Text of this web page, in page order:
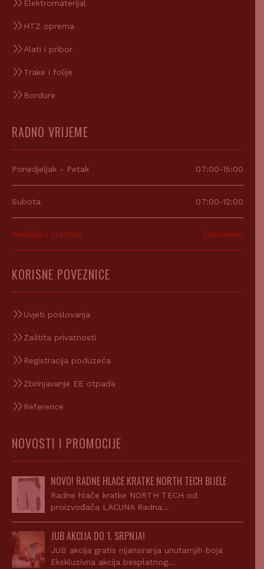
Elektromaterijal
HTZ oprema
Alati i pribor
Trake i folije
Bordure
RADNO VRIJEME
Ponedjeljak - Petak 07:00-15:00
Subota 07:00-12:00
Nedjelja i praznici Zatvoreno
KORISNE POVEZNICE
Uvjeti poslovanja
Zaštita privatnosti
Registracija poduzeća
Zbrinjavanje EE otpada
Reference
NOVOSTI I PROMOCIJE
NOVO! RADNE HLAČE KRATKE NORTH TECH BIJELE
Radne hlače kratke NORTH TECH od
proizvođača LACUNA Radna…
JUB AKCIJA DO 1. SRPNJA!
JUB akcija gratis nijansiranja unutarnjih boja
Ekskluzivna akcija besplatnog…